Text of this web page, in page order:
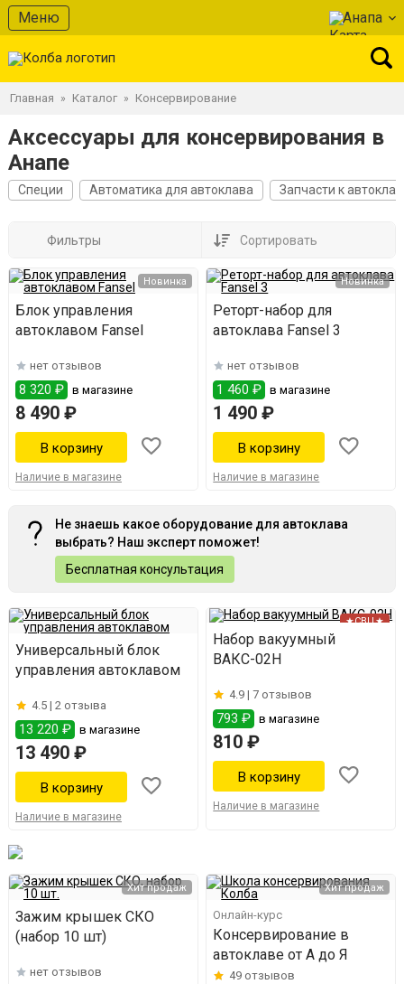
Меню Анапа
Главная » Каталог » Консервирование
Аксессуары для консервирования в
Анапе
Специи Автоматика для автоклава Запчасти к
Фильтры Сортировать
Новинка
Блок управления
автоклавом Fansel
нет отзывов
8 320 ₽ в магазине
8 490 ₽
Наличие в магазине
Новинка
Реторт-набор для
автоклава Fansel 3
нет отзывов
1 460 ₽ в магазине
1 490 ₽
Наличие в магазине
Не знаешь какое оборудование для автоклава
выбрать? Наш эксперт поможет!
Бесплатная консультация
Универсальный блок
управления автоклавом
4.5 | 2 отзыва
13 220 ₽ в магазине
13 490 ₽
Наличие в магазине
★СВЦ★
Набор вакуумный
ВАКС-02Н
4.9 |7 отзывов
793 ₽ в магазине
810 ₽
Наличие в магазине
Хит продаж
Зажим крышек СКО
(набор 10 шт)
нет отзывов
Хит продаж
Онлайн-курс
Консервирование в
автоклаве от А до Я
49 отзывов